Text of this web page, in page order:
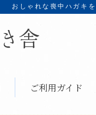
おしゃれな喪中ハガキ
ご利用ガイド